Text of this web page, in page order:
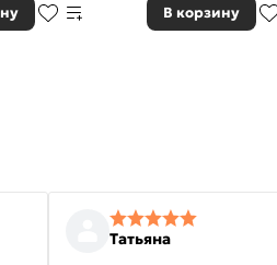
В корзину
Татьяна